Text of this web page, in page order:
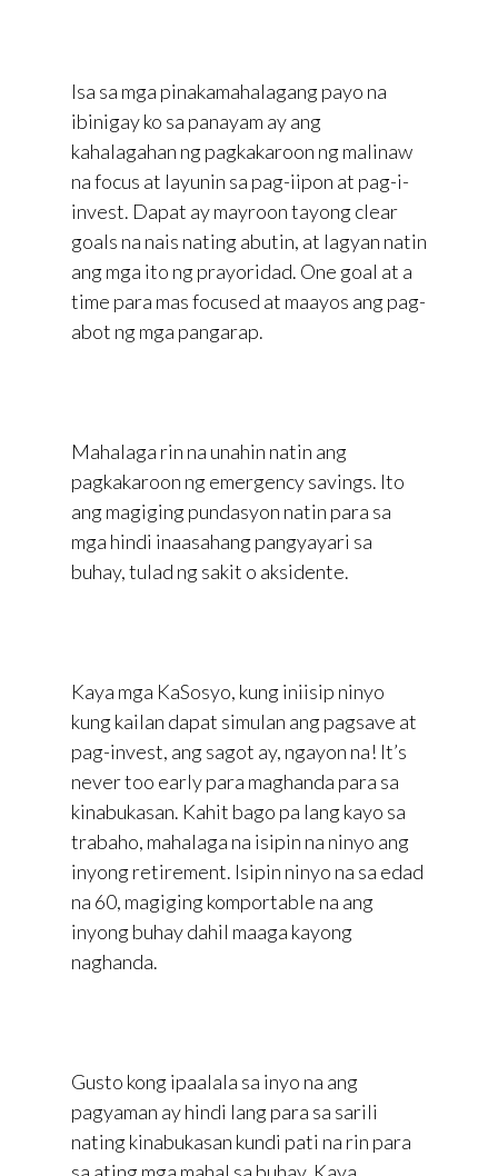
Isa sa mga pinakamahalagang payo na
ibinigay ko sa panayam ay ang
kahalagahan ng pagkakaroon ng malinaw
na focus at layunin sa pag-iipon at pag-i-
invest. Dapat ay mayroon tayong clear
goals na nais nating abutin, at lagyan natin
ang mga ito ng prayoridad. One goal at a
time para mas focused at maayos ang pag-
abot ng mga pangarap.
Mahalaga rin na unahin natin ang
pagkakaroon ng emergency savings. Ito
ang magiging pundasyon natin para sa
mga hindi inaasahang pangyayari sa
buhay, tulad ng sakit o aksidente.
Kaya mga KaSosyo, kung iniisip ninyo
kung kailan dapat simulan ang pagsave at
pag-invest, ang sagot ay, ngayon na! It’s
never too early para maghanda para sa
kinabukasan. Kahit bago pa lang kayo sa
trabaho, mahalaga na isipin na ninyo ang
inyong retirement. Isipin ninyo na sa edad
na 60, magiging komportable na ang
inyong buhay dahil maaga kayong
naghanda.
Gusto kong ipaalala sa inyo na ang
pagyaman ay hindi lang para sa sarili
nating kinabukasan kundi pati na rin para
sa ating mga mahal sa buhay. Kaya,